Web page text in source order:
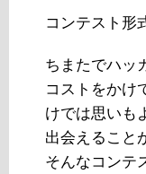
コンテスト形
ちまたでハッ
コストをかけ
けでは思いも
出会えること
そんなコンテ